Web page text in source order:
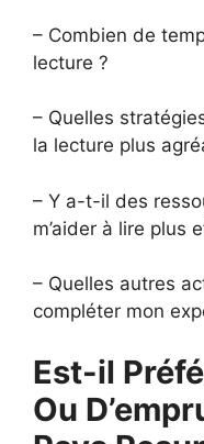
– Combien de
lecture ?
– Quelles
la lecture plus
– Y a-t-il des
m’aider à lire plus
– Quelles autres
compléter mon
Est-il
Ou